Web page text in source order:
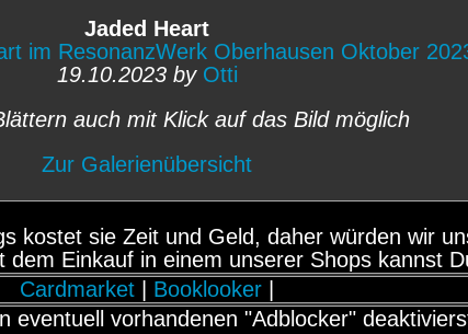
Jaded Heart
im ResonanzWerk Oberhausen Oktober
19.10.2023 by Otti
auch mit Klick auf das Bild möglich
Zur Galerienübersicht
kostet sie Zeit und Geld, daher würden wir
Einkauf in einem unserer Shops kannst
Cardmarket
Booklooker
eventuell vorhandenen "Adblocker"